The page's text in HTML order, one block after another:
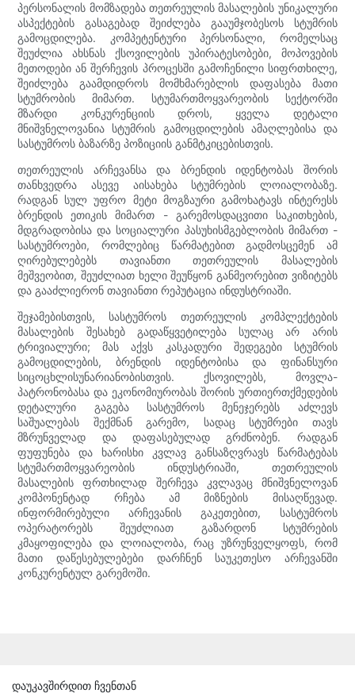
პერსონალის მომზადება თეთრეულის მასალების უნიკალური
ასპექტების გასაგებად შეიძლება გააუმჯობესოს სტუმრის
გამოცდილება. კომპეტენტური პერსონალი, რომელსაც
შეუძლია ახსნას ქსოვილების უპირატესობები, მოპოვების
მეთოდები ან შერჩევის პროცესში გამოჩენილი სიფრთხილე,
შეიძლება გაამდიდროს მომხმარებლის დაფასება მათი
სტუმრობის მიმართ. სტუმართმოყვარეობის სექტორში
მზარდი კონკურენციის დროს, ყველა დეტალი
მნიშვნელოვანია სტუმრის გამოცდილების ამაღლებისა და
სასტუმროს ბაზარზე პოზიციის განმტკიცებისთვის.
თეთრეულის არჩევანსა და ბრენდის იდენტობას შორის
თანხვედრა ასევე აისახება სტუმრების ლოიალობაზე.
რადგან სულ უფრო მეტი მოგზაური გამოხატავს ინტერესს
ბრენდის ეთიკის მიმართ - გარემოსდაცვითი საკითხების,
მდგრადობისა და სოციალური პასუხისმგებლობის მიმართ -
სასტუმროები, რომლებიც წარმატებით გადმოსცემენ ამ
ღირებულებებს თავიანთი თეთრეულის მასალების
მეშვეობით, შეუძლიათ ხელი შეუწყონ განმეორებით ვიზიტებს
და გააძლიერონ თავიანთი რეპუტაცია ინდუსტრიაში.
შეჯამებისთვის, სასტუმროს თეთრეულის კომპლექტების
მასალების შესახებ გადაწყვეტილება სულაც არ არის
ტრივიალური; მას აქვს კასკადური შედეგები სტუმრის
გამოცდილების, ბრენდის იდენტობისა და ფინანსური
სიცოცხლისუნარიანობისთვის. ქსოვილებს, მოვლა-
პატრონობასა და ეკონომიურობას შორის ურთიერთქმედების
დეტალური გაგება სასტუმროს მენეჯერებს აძლევს
საშუალებას შექმნან გარემო, სადაც სტუმრები თავს
მზრუნველად და დაფასებულად გრძნობენ. რადგან
ფუფუნება და ხარისხი კვლავ განსაზღვრავს წარმატებას
სტუმართმოყვარეობის ინდუსტრიაში, თეთრეულის
მასალების ფრთხილად შერჩევა კვლავაც მნიშვნელოვან
კომპონენტად რჩება ამ მიზნების მისაღწევად.
ინფორმირებული არჩევანის გაკეთებით, სასტუმროს
ოპერატორებს შეუძლიათ გაზარდონ სტუმრების
კმაყოფილება და ლოიალობა, რაც უზრუნველყოფს, რომ
მათი დაწესებულებები დარჩნენ საუკეთესო არჩევანში
კონკურენტულ გარემოში.
დაუკავშირდით ჩვენთან